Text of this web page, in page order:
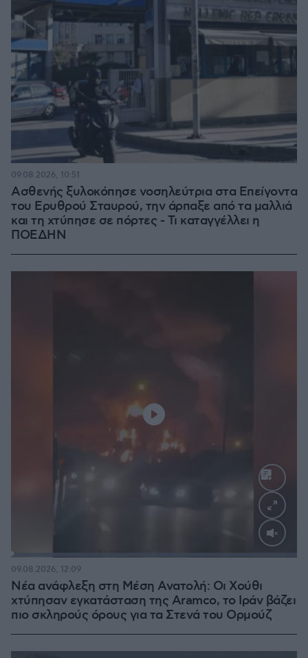
Ασθενής ξυλοκόπησε νοσηλεύτρια στα Επείγοντα
του Ερυθρού Σταυρού, την άρπαξε από τα μαλλιά
και τη χτύπησε σε πόρτες - Τι καταγγέλλει η
ΠΟΕΔΗΝ
09.08.2026, 10:51
Νέα ανάφλεξη στη Μέση Ανατολή: Οι Χούθι
χτύπησαν εγκατάσταση της Aramco, το Ιράν βάζει
πιο σκληρούς όρους για τα Στενά του Ορμούζ
09.08.2026, 12:09